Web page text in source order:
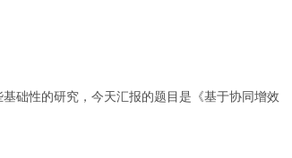
础性的研究，今天汇报的题目是《基于协同增效